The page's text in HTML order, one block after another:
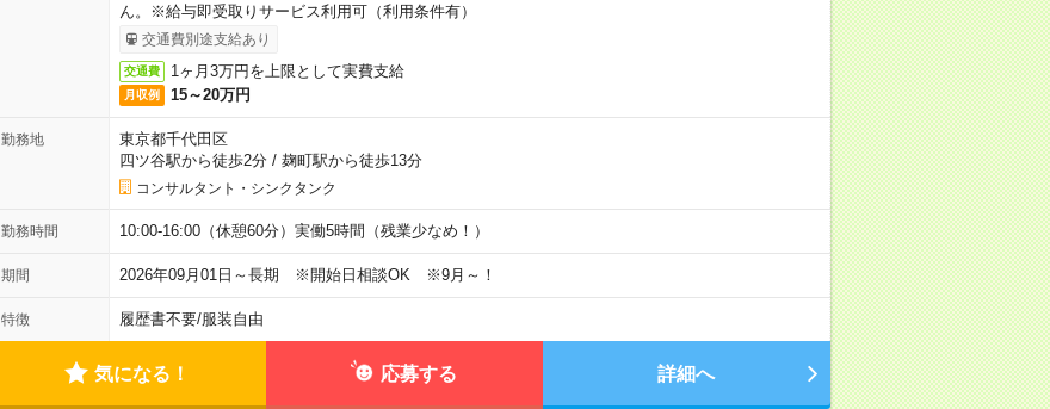
ん。※給与即受取りサービス利用可（利用条件有）
交通費別途支給あり
交通費 1ヶ月3万円を上限として実費支給
月収例 15～20万円
勤務地
東京都千代田区
四ツ谷駅から徒歩2分/ 麹町駅から徒歩13分
コンサルタント・シンクタンク
勤務時間 10:00-16:00（休憩60分）実働5時間（残業少なめ！）
期間 2026年09月01日～長期 ※開始日相談OK ※9月～！
特徴 履歴書不要/服装自由
気になる！ 応募する 詳細へ